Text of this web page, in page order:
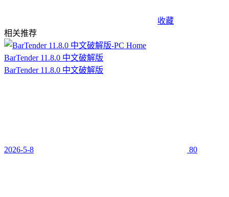
收藏
相关推荐
BarTender 11.8.0 中文破解版
BarTender 11.8.0 中文破解版
2026-5-8 80